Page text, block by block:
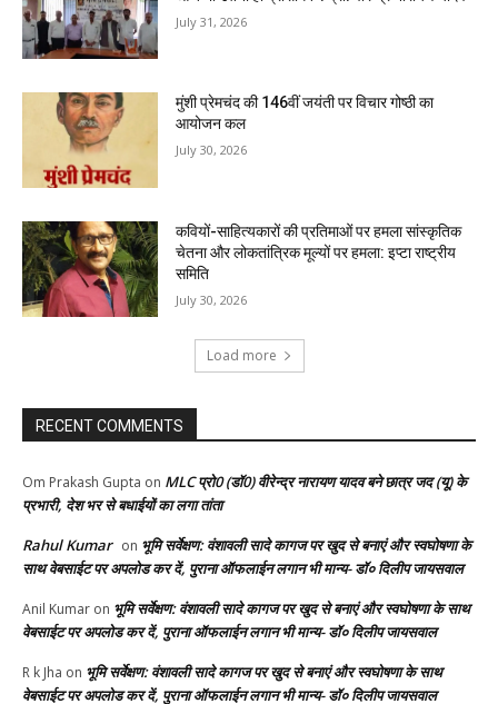
July 31, 2026
मुंशी प्रेमचंद की 146वीं जयंती पर विचार गोष्ठी का
आयोजन कल
July 30, 2026
कवियों-साहित्यकारों की प्रतिमाओं पर हमला सांस्कृतिक
चेतना और लोकतांत्रिक मूल्यों पर हमला: इप्टा राष्ट्रीय
समिति
July 30, 2026
Load more
RECENT COMMENTS
Om Prakash Gupta on MLC प्रो0 (डॉ0) वीरेन्द्र नारायण यादव बने छात्र जद (यू) के
प्रभारी, देश भर से बधाईयों का लगा तांता
Rahul Kumar on भूमि सर्वेक्षण: वंशावली सादे कागज पर खुद से बनाएं और स्वघोषणा के
साथ वेबसाईट पर अपलोड कर दें, पुराना ऑफलाईन लगान भी मान्य- डॉ० दिलीप जायसवाल
Anil Kumar on भूमि सर्वेक्षण: वंशावली सादे कागज पर खुद से बनाएं और स्वघोषणा के साथ
वेबसाईट पर अपलोड कर दें, पुराना ऑफलाईन लगान भी मान्य- डॉ० दिलीप जायसवाल
R k Jha on भूमि सर्वेक्षण: वंशावली सादे कागज पर खुद से बनाएं और स्वघोषणा के साथ
वेबसाईट पर अपलोड कर दें, पुराना ऑफलाईन लगान भी मान्य- डॉ० दिलीप जायसवाल